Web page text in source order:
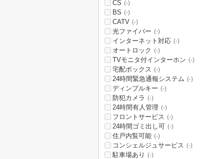
CS (-)
BS (-)
CATV (-)
光ファイバー (-)
インターネット対応 (-)
オートロック (-)
TVモニタ付インターホン (-)
宅配ボックス (-)
24時間緊急通報システム (-)
ディンプルキー (-)
防犯カメラ (-)
24時間有人管理 (-)
フロントサービス (-)
24時間ゴミ出し可 (-)
住戸内覧可能 (-)
コンシェルジュサービス (-)
駐車場あり (-)